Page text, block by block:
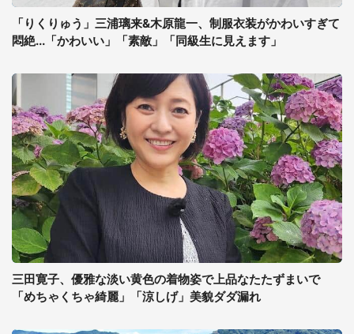
「りくりゅう」三浦璃来&木原龍一、制服衣装がかわいすぎて
悶絶...「かわいい」「素敵」「同級生に見えます」
三田寛子、優雅な淡い黄色の着物姿で上品なたたずまいで
「めちゃくちゃ綺麗」「涼しげ」美貌ダダ漏れ